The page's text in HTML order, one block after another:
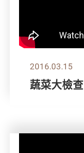
2016.03.15
蔬菜大檢查